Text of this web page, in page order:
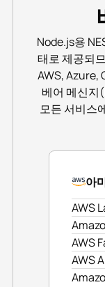
Node.js용
태로 제공되
AWS, Azure,
베어 메신지
모든 서비스
아
AWS
AWS
AWS